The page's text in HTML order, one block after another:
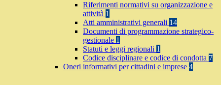
Riferimenti normativi su organizzazione e
attività 1
Atti amministrativi generali 14
Documenti di programmazione strategico-
gestionale 1
Statuti e leggi regionali 1
Codice disciplinare e codice di condotta 7
Oneri informativi per cittadini e imprese 4